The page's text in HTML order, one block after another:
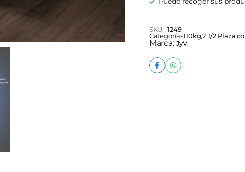
140x190x28
SKU: 1249
Categorías110kg,2 1/2 Plaza,
Marca: JyV